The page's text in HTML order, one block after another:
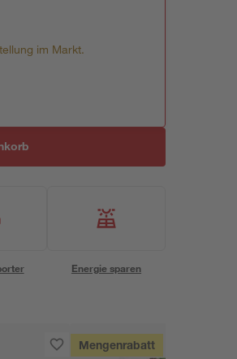
im Markt.
Energie sparen
Mengenrabatt